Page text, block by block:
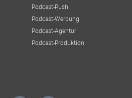
Podcast-Push
Podcast-Werbung
Podcast-Agentur
Podcast-Produktion